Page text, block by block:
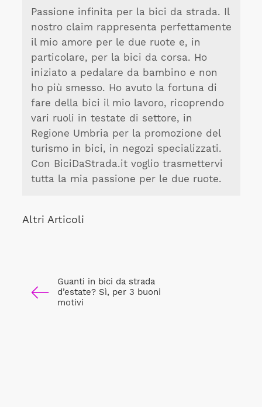
Passione infinita per la bici da strada. Il
nostro claim rappresenta perfettamente
il mio amore per le due ruote e, in
particolare, per la bici da corsa. Ho
iniziato a pedalare da bambino e non
ho più smesso. Ho avuto la fortuna di
fare della bici il mio lavoro, ricoprendo
vari ruoli in testate di settore, in
Regione Umbria per la promozione del
turismo in bici, in negozi specializzati.
Con BiciDaStrada.it voglio trasmettervi
tutta la mia passione per le due ruote.
Altri Articoli
Guanti in bici da strada
d’estate? Sì, per 3 buoni
motivi